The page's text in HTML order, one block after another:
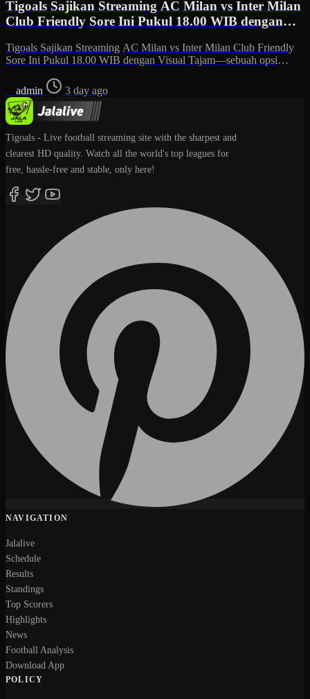
Tigoals Sajikan Streaming AC Milan vs Inter Milan
Club Friendly Sore Ini Pukul 18.00 WIB dengan
Tigoals Sajikan Streaming AC Milan vs Inter Milan Club Friendly
Sore Ini Pukul 18.00 WIB dengan Visual Tajam—sebuah opsi
admin 3 day ago
Tigoals - Live football streaming site with the sharpest and
clearest HD quality. Watch all the world's top leagues for
free, hassle-free and stable, only here!
NAVIGATION
Jalalive
Schedule
Results
Standings
Top Scorers
Highlights
News
Football Analysis
Download App
POLICY